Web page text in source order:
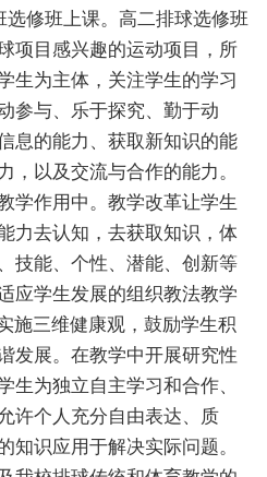
选修班上课。高二排球选修班
项目感兴趣的运动项目，所
生为主体，关注学生的学习
参与、乐于探究、勤于动
息的能力、获取新知识的能
，以及交流与合作的能力。
学作用中。教学改革让学生
力去认知，去获取知识，体
技能、个性、潜能、创新等
应学生发展的组织教法教学
施三维健康观，鼓励学生积
发展。在教学中开展研究性
生为独立自主学习和合作、
许个人充分自由表达、质
知识应用于解决实际问题。